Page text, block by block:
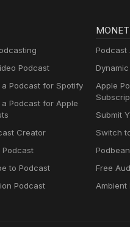
Podcast
a Podcast for Spotify
a Podcast for Apple
Creator
Podcast
to Podcast
Podcast
Podcast
Apple
Submit
Switch
Free
Ambient